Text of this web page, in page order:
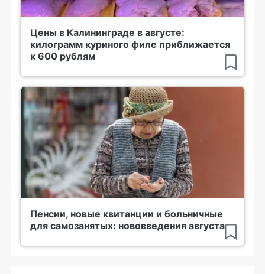
Цены в Калининграде в августе:
килограмм куриного филе приближается
к 600 рублям
Пенсии, новые квитанции и больничные
для самозанятых: нововведения августа